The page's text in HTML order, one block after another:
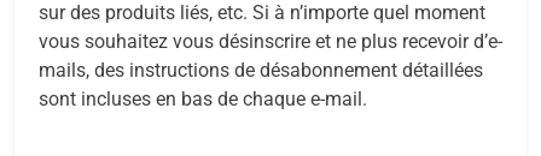
sur des produits liés, etc. Si à n’importe quel moment
vous souhaitez vous désinscrire et ne plus recevoir d’e-
mails, des instructions de désabonnement détaillées
sont incluses en bas de chaque e-mail.